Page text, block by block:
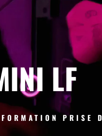
LF
FORMATION PRISE